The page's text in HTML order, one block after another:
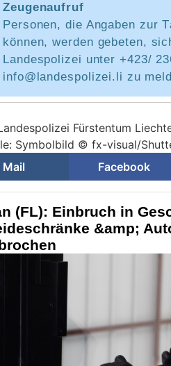
Zeugenaufruf
Personen, die Angaben zur
können, werden gebeten,
Landespolizei unter +423/
info@landespolizei.li zu
Fürstentum
Symbolbild © fx-visual/
Mail
Facebook
(FL): Einbruch in
&amp;